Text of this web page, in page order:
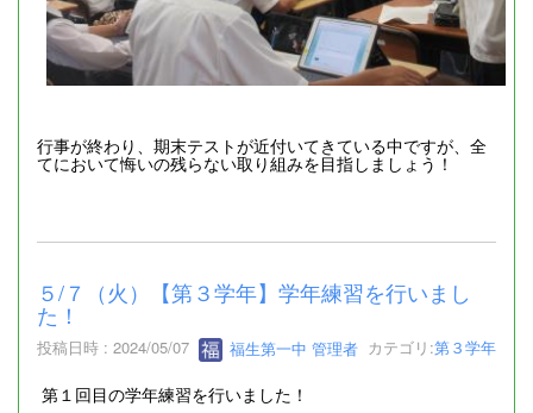
行事が終わり、期末テストが近付いてきている中ですが、全
てにおいて悔いの残らない取り組みを目指しましょう！
５/７（火）【第３学年】学年練習を行いまし
た！
投稿日時 : 2024/05/07 福生第一中 管理者 カテゴリ:第３学年
第１回目の学年練習を行いました！